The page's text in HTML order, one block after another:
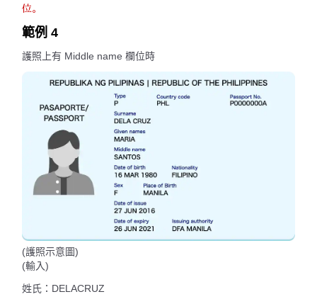
位。
範例 4
護照上有 Middle name 欄位時
(護照示意圖)
(輸入)
姓氏：DELACRUZ